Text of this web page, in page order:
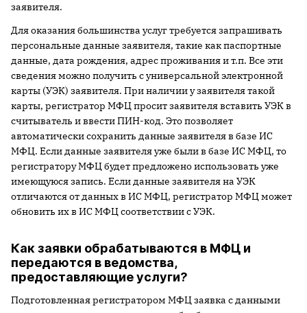
заявителя.
Для оказания большинства услуг требуется запрашивать
персональные данные заявителя, такие как паспортные
данные, дата рождения, адрес проживания и т.п. Все эти
сведения можно получить с универсальной электронной
карты (УЭК) заявителя. При наличии у заявителя такой
карты, регистратор МФЦ просит заявителя вставить УЭК в
считыватель и ввести ПИН-код. Это позволяет
автоматически сохранить данные заявителя в базе ИС
МФЦ. Если данные заявителя уже были в базе ИС МФЦ, то
регистратору МФЦ будет предложено использовать уже
имеющуюся запись. Если данные заявителя на УЭК
отличаются от данных в ИС МФЦ, регистратор МФЦ может
обновить их в ИС МФЦ соответствии с УЭК.
Как заявки обрабатываются в МФЦ и
передаются в ведомства,
предоставляющие услуги?
Подготовленная регистратором МФЦ заявка с данными